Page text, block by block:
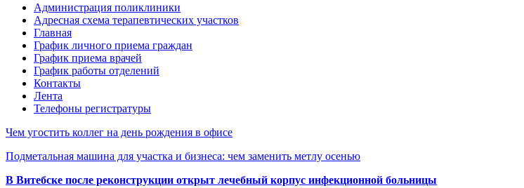
Администрация поликлиники
Адресная схема терапевтических участков
Главная
График личного приема граждан
График приема врачей
График работы отделений
Контакты
Лента
Телефоны регистратуры
Чем угостить коллег на день рождения в офисе
Подметальная машина для участка и бизнеса: чем заменить метлу осенью
В Витебске после реконструкции открыт лечебный корпус инфекционной больницы